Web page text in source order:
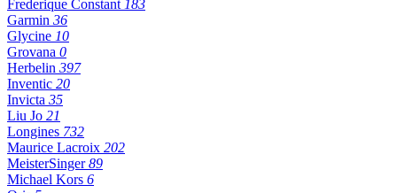
Frederique Constant 183
Garmin 36
Glycine 10
Grovana 0
Herbelin 397
Inventic 20
Invicta 35
Liu Jo 21
Longines 732
Maurice Lacroix 202
MeisterSinger89
Michael Kors 6